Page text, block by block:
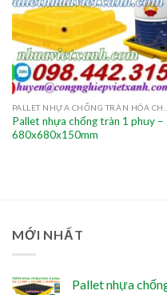
Pallet nhựa chống tràn 1 phuy –
680x680x150mm
MỚI NHẤT
Pallet nhựa